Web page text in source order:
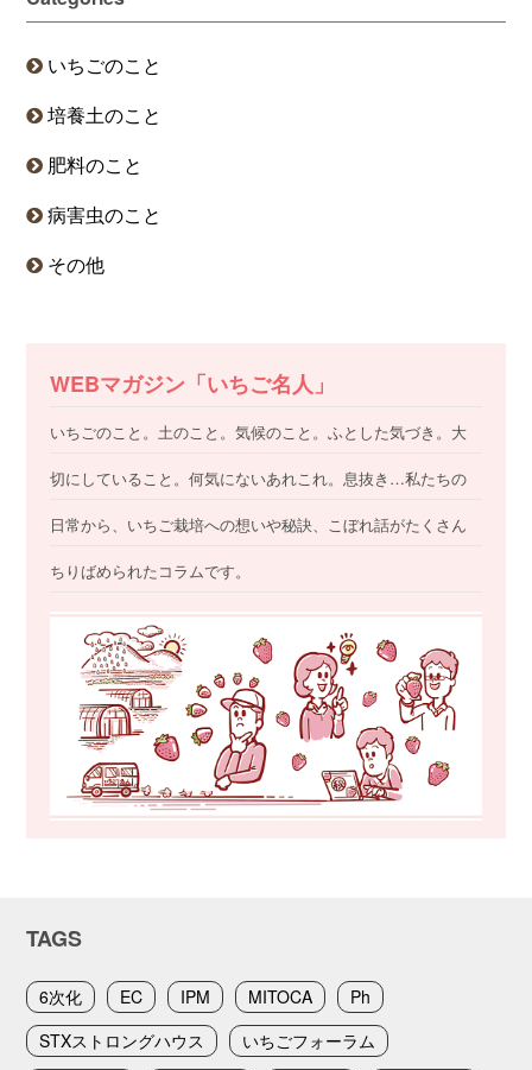
いちごのこと
培養土のこと
肥料のこと
病害虫のこと
その他
WEBマガジン「いちご名人」
いちごのこと。土のこと。気候のこと。ふとした気づき。大
切にしていること。何気にないあれこれ。息抜き…私たちの
日常から、いちご栽培への想いや秘訣、こぼれ話がたくさん
ちりばめられたコラムです。
TAGS
6次化 EC IPM MITOCA
Ph
STXストロングハウス
いちごフォーラム